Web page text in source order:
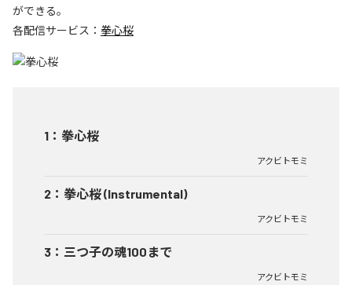
ができる。
各配信サービス： 拳心桜
1 ： 拳心桜
アクビトモミ
2 ： 拳心桜 (Instrumental)
アクビトモミ
3 ： 三つ子の魂100まで
アクビトモミ